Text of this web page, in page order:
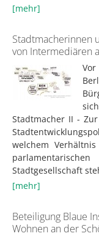
[mehr]
Stadtmacherinnen
von Intermediären
Stadtmacher II -
welchem
Stadtgesellschaft
[mehr]
Beteiligung Blaue
Wohnen an der